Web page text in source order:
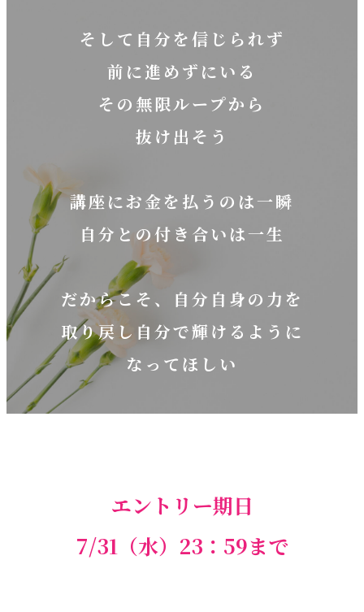
そして自分を信じられず
前に進めずにいる
その無限ループから
抜け出そう
講座にお金を払うのは一瞬
自分との付き合いは一生
だからこそ、自分自身の力を
取り戻し自分で輝けるように
なってほしい
エントリー期日
7/31（水）23：59まで